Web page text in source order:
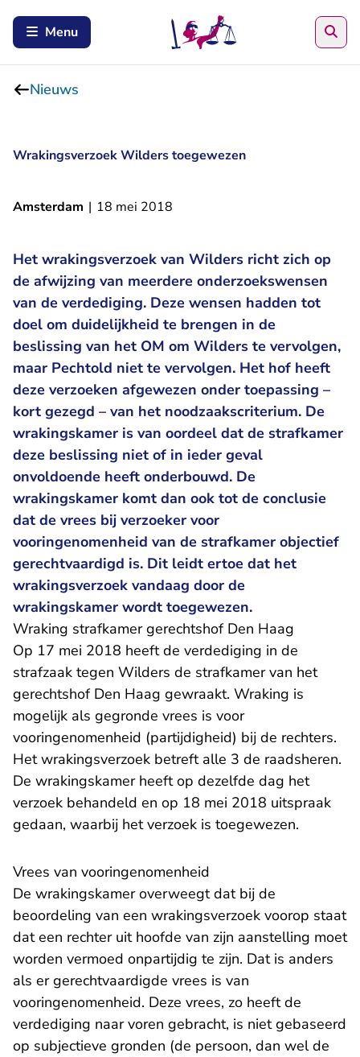
Menu
Nieuws
Wrakingsverzoek Wilders toegewezen
Amsterdam | 18 mei 2018
Het wrakingsverzoek van Wilders richt zich op
de afwijzing van meerdere onderzoekswensen
van de verdediging. Deze wensen hadden tot
doel om duidelijkheid te brengen in de
beslissing van het OM om Wilders te vervolgen,
maar Pechtold niet te vervolgen. Het hof heeft
deze verzoeken afgewezen onder toepassing –
kort gezegd – van het noodzaakscriterium. De
wrakingskamer is van oordeel dat de strafkamer
deze beslissing niet of in ieder geval
onvoldoende heeft onderbouwd. De
wrakingskamer komt dan ook tot de conclusie
dat de vrees bij verzoeker voor
vooringenomenheid van de strafkamer objectief
gerechtvaardigd is. Dit leidt ertoe dat het
wrakingsverzoek vandaag door de
wrakingskamer wordt toegewezen.
Wraking strafkamer gerechtshof Den Haag
Op 17 mei 2018 heeft de verdediging in de
strafzaak tegen Wilders de strafkamer van het
gerechtshof Den Haag gewraakt. Wraking is
mogelijk als gegronde vrees is voor
vooringenomenheid (partijdigheid) bij de rechters.
Het wrakingsverzoek betreft alle 3 de raadsheren.
De wrakingskamer heeft op dezelfde dag het
verzoek behandeld en op 18 mei 2018 uitspraak
gedaan, waarbij het verzoek is toegewezen.
Vrees van vooringenomenheid
De wrakingskamer overweegt dat bij de
beoordeling van een wrakingsverzoek voorop staat
dat een rechter uit hoofde van zijn aanstelling moet
worden vermoed onpartijdig te zijn. Dat is anders
als er gerechtvaardigde vrees is van
vooringenomenheid. Deze vrees, zo heeft de
verdediging naar voren gebracht, is niet gebaseerd
op subjectieve gronden (de persoon, dan wel de